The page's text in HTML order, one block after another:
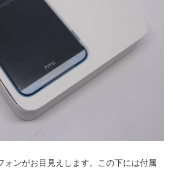
ォンがお目見えします。この下には付属